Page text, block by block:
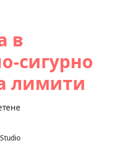
в
сигурно
лимити